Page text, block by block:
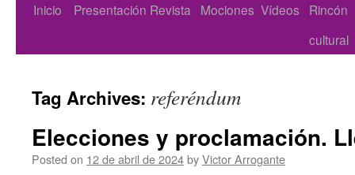
Skip
Inicio Presentación Revista Mociones Vídeos
Rincón
cultural
Tag Archives: referéndum
Elecciones y proclamación.
Posted on 12 de abril de 2024byVictor Arrogante